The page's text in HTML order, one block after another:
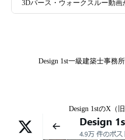
日
由なのか
家”を特別価格
る。 建築士の
2026年07月01
古い間取りを
市S様,京都市北区A様,京都府宇
京区H様,京都府宇治市M様,京
中京区T様,京都市北区H様,京都
様,京都市左京区F様,滋賀県大
3Dパース・ウォークスルー動
リフォームとリノベーションの
Design 1st一級建築士事務
Design 1stのX（